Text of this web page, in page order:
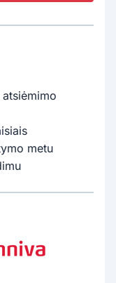
metu